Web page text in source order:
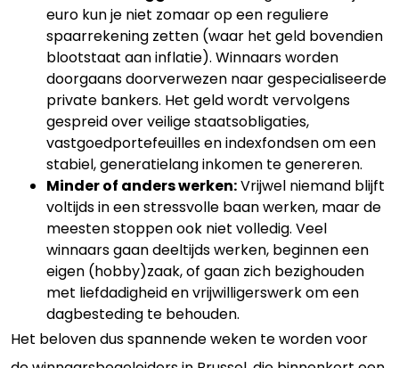
euro kun je niet zomaar op een reguliere
spaarrekening zetten (waar het geld bovendien
blootstaat aan inflatie). Winnaars worden
doorgaans doorverwezen naar gespecialiseerde
private bankers. Het geld wordt vervolgens
gespreid over veilige staatsobligaties,
vastgoedportefeuilles en indexfondsen om een
stabiel, generatielang inkomen te genereren.
Minder of anders werken:Vrijwel niemand blijft
voltijds in een stressvolle baan werken, maar de
meesten stoppen ook niet volledig. Veel
winnaars gaan deeltijds werken, beginnen een
eigen (hobby)zaak, of gaan zich bezighouden
met liefdadigheid en vrijwilligerswerk om een
dagbesteding te behouden.
Het beloven dus spannende weken te worden voor